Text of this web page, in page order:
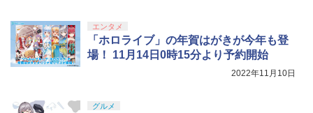
エンタメ
「ホロライブ」の年賀はがきが今年も登
場！ 11月14日0時15分より予約開始
2022年11月10日
グルメ